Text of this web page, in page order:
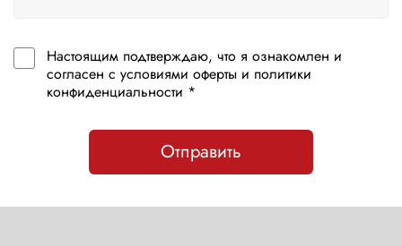
Настоящим подтверждаю, что я ознакомлен и
согласен с условиями оферты и политики
конфиденциальности *
Отправить